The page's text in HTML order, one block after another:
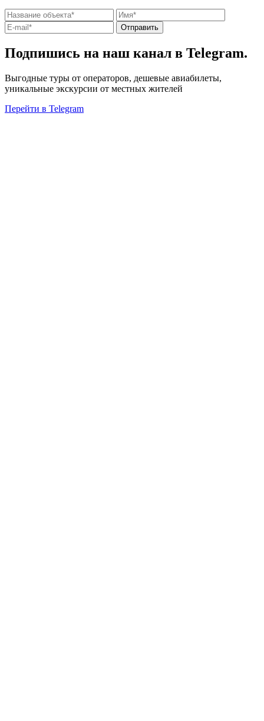
Отправить
Подпишись на наш канал в Telegram.
Выгодные туры от операторов, дешевые авиабилеты,
уникальные экскурсии от местных жителей
Перейти в Telegram